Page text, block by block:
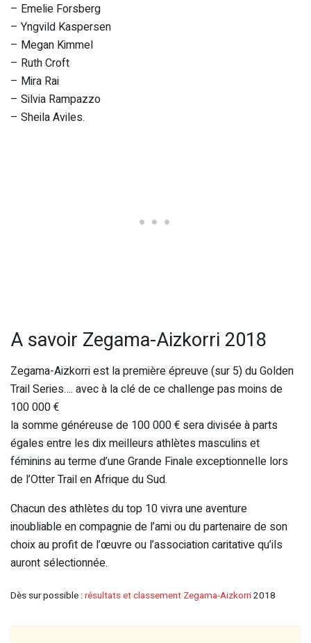
– Emelie Forsberg
– Yngvild Kaspersen
– Megan Kimmel
– Ruth Croft
– Mira Rai
– Silvia Rampazzo
– Sheila Aviles.
A savoir Zegama-Aizkorri 2018
Zegama-Aizkorri est la première épreuve (sur 5) du Golden
Trail Series…. avec à la clé de ce challenge pas moins de
100 000 €
la somme généreuse de 100 000 € sera divisée à parts
égales entre les dix meilleurs athlètes masculins et
féminins au terme d’une Grande Finale exceptionnelle lors
de l’Otter Trail en Afrique du Sud.
Chacun des athlètes du top 10 vivra une aventure
inoubliable en compagnie de l’ami ou du partenaire de son
choix au profit de l’œuvre ou l’association caritative qu’ils
auront sélectionnée.
Dès sur possible :résultats et classement Zegama-Aizkorri2018